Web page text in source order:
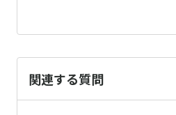
関連する質問